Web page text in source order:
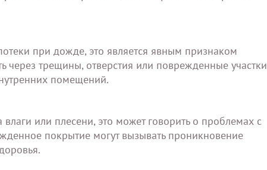
при дожде, это является явным признаком
трещины, отверстия или поврежденные участки
помещений.
или плесени, это может говорить о проблемах с
покрытие могут вызывать проникновение